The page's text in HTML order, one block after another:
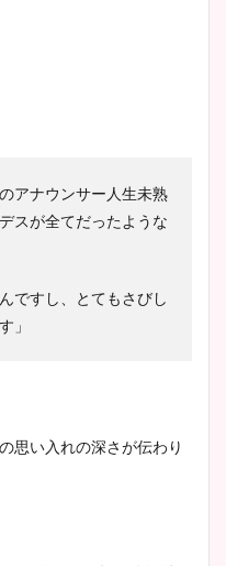
アナウンサー人生未熟
スが全てだったような
ですし、とてもさびし
」
思い入れの深さが伝わり